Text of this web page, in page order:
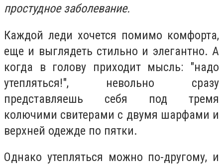
простудное заболевание.
Каждой леди хочется помимо комфорта,
еще и выглядеть стильно и элегантно. А
когда в голову приходит мысль: "надо
утепляться!", невольно сразу
представляешь себя под тремя
колючими свитерами с двумя шарфами и
верхней одежде по пятки.
Однако утепляться можно по-другому, и